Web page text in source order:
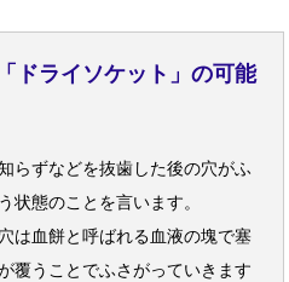
ドライソケット」の可能
らずなどを抜歯した後の穴がふ
状態のことを言います。
は血餅と呼ばれる血液の塊で塞
覆うことでふさがっていきます